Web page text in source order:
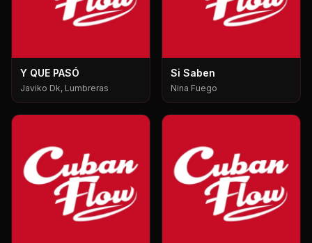
Y QUE PASÓ
Javiko Dk, Lumbreras
Si Saben
Nina Fuego